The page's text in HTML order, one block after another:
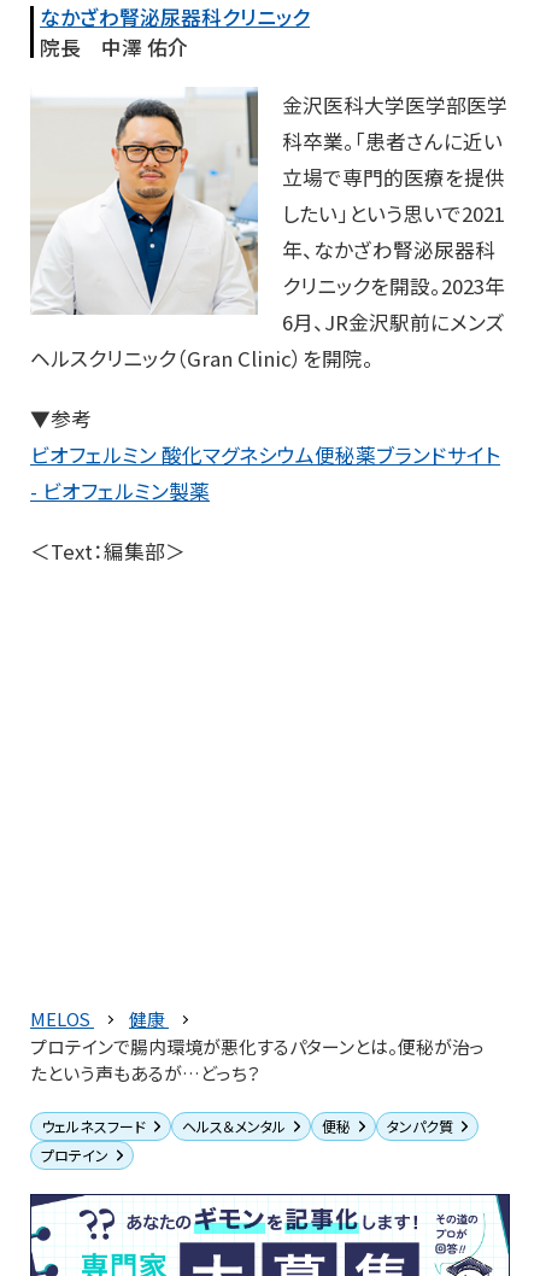
なかざわ腎泌尿器科クリニック
院長 中澤 佑介
金沢医科大学医学部医学
科卒業。「患者さんに近い
立場で専門的医療を提供
したい」という思いで2021
年、なかざわ腎泌尿器科
クリニックを開設。2023年
6月、JR金沢駅前にメンズ
ヘルスクリニック（Gran Clinic）を開院。
▼参考
ビオフェルミン 酸化マグネシウム便秘薬ブランドサイト
- ビオフェルミン製薬
＜Text：編集部＞
MELOS
健康
プロテインで腸内環境が悪化するパターンとは。便秘が治っ
たという声もあるが…どっち？
ウェルネスフード ヘルス＆メンタル 便秘
タンパク質
プロテイン